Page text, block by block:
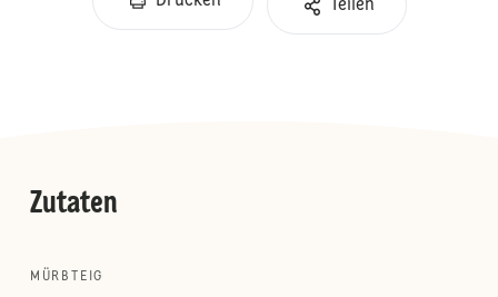
Teilen
Zutaten
MÜRBTEIG